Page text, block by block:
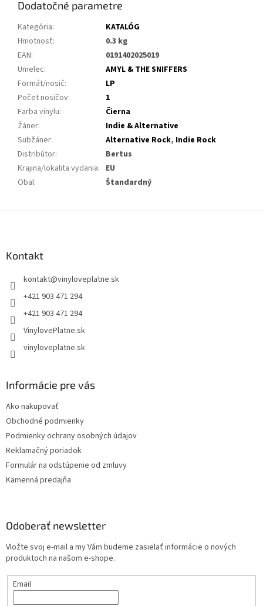
Dodatočné parametre
Kategória:
KATALÓG
Hmotnosť:
0.3 kg
EAN:
0191402025019
Umelec:
AMYL & THE SNIFFERS
Formát/nosič:
LP
Počet nosičov:
1
Farba vinylu:
Čierna
Žáner:
Indie & Alternative
Subžáner: Alternative Rock, Indie Rock
Distribútor:
Bertus
Krajina/lokalita vydania: EU
Obal: Štandardný
Kontakt
kontakt@vinyloveplatne.sk
+421 903 471 294
+421 903 471 294
VinylovePlatne.sk
vinyloveplatne.sk
Informácie pre vás
Ako nakupovať
Obchodné podmienky
Podmienky ochrany osobných údajov
Reklamačný poriadok
Formulár na odstúpenie od zmluvy
Kamenná predajňa
Odoberať newsletter
Vložte svoj e-mail a my Vám budeme zasielať informácie o nových
produktoch na našom e-shope.
Email